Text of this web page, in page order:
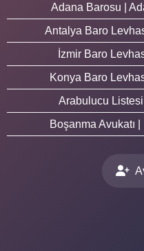
Adana Barosu |
Antalya Baro
İzmir Baro
Konya Baro
Arabulucu
Boşanma Avukatı